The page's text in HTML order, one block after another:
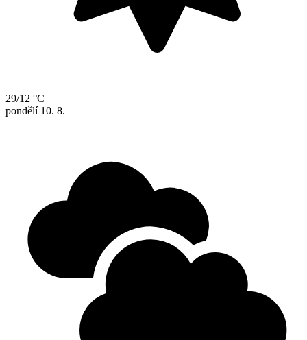
29/12 °C
pondělí 10. 8.